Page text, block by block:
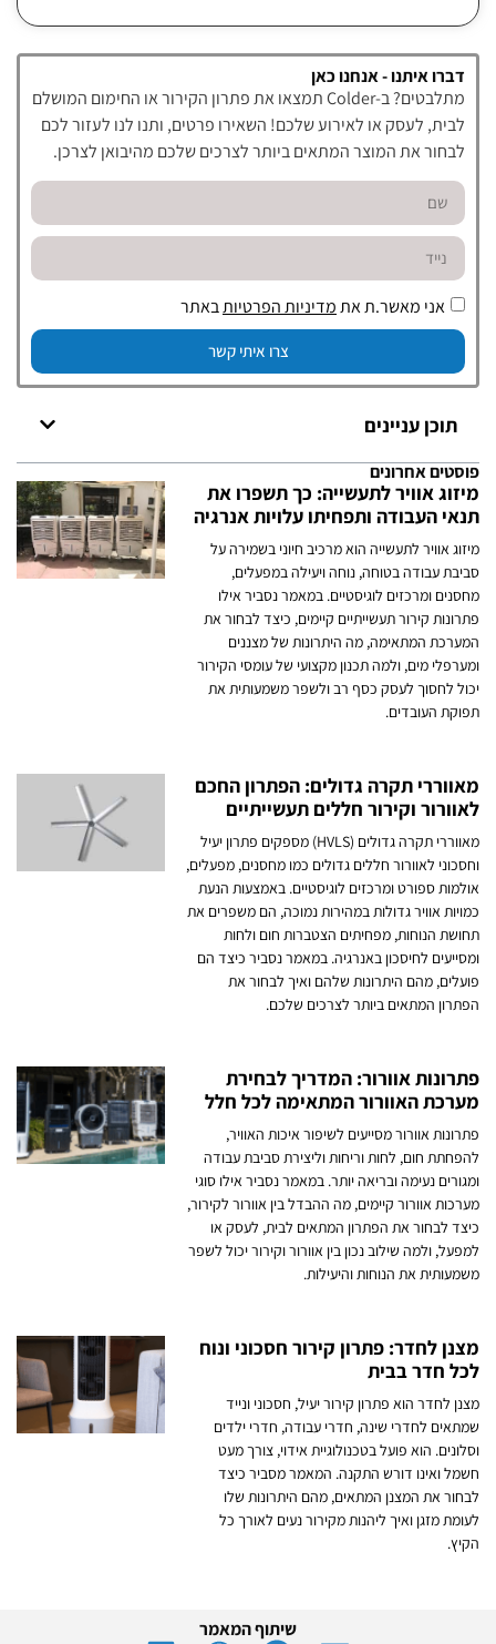
דברו איתנו - אנחנו כאן
מתלבטים? ב-Colder תמצאו את פתרון הקירור או החימום המושלם
לבית, לעסק או לאירוע שלכם! השאירו פרטים, ותנו לנו לעזור לכם
לבחור את המוצר המתאים ביותר לצרכים שלכם מהיבואן לצרכן.
אני מאשר.ת אתמדיניות הפרטיותבאתר
צרו איתי קשר
תוכן עניינים
פוסטים אחרונים
מיזוג אוויר לתעשייה: כך תשפרו את
תנאי העבודה ותפחיתו עלויות אנרגיה
מיזוג אוויר לתעשייה הוא מרכיב חיוני בשמירה על
סביבת עבודה בטוחה, נוחה ויעילה במפעלים,
מחסנים ומרכזים לוגיסטיים. במאמר נסביר אילו
פתרונות קירור תעשייתיים קיימים, כיצד לבחור את
המערכת המתאימה, מה היתרונות של מצננים
ומערפלי מים, ולמה תכנון מקצועי של עומסי הקירור
יכול לחסוך לעסק כסף רב ולשפר משמעותית את
תפוקת העובדים.
מאווררי תקרה גדולים: הפתרון החכם
לאוורור וקירור חללים תעשייתיים
מאווררי תקרה גדולים (HVLS) מספקים פתרון יעיל
וחסכוני לאוורור חללים גדולים כמו מחסנים, מפעלים,
אולמות ספורט ומרכזים לוגיסטיים. באמצעות הנעת
כמויות אוויר גדולות במהירות נמוכה, הם משפרים את
תחושת הנוחות, מפחיתים הצטברות חום ולחות
ומסייעים לחיסכון באנרגיה. במאמר נסביר כיצד הם
פועלים, מהם היתרונות שלהם ואיך לבחור את
הפתרון המתאים ביותר לצרכים שלכם.
פתרונות אוורור: המדריך לבחירת
מערכת האוורור המתאימה לכל חלל
פתרונות אוורור מסייעים לשיפור איכות האוויר,
להפחתת חום, לחות וריחות וליצירת סביבת עבודה
ומגורים נעימה ובריאה יותר. במאמר נסביר אילו סוגי
מערכות אוורור קיימים, מה ההבדל בין אוורור לקירור,
כיצד לבחור את הפתרון המתאים לבית, לעסק או
למפעל, ולמה שילוב נכון בין אוורור וקירור יכול לשפר
משמעותית את הנוחות והיעילות.
מצנן לחדר: פתרון קירור חסכוני ונוח
לכל חדר בבית
מצנן לחדר הוא פתרון קירור יעיל, חסכוני ונייד
שמתאים לחדרי שינה, חדרי עבודה, חדרי ילדים
וסלונים. הוא פועל בטכנולוגיית אידוי, צורך מעט
חשמל ואינו דורש התקנה. המאמר מסביר כיצד
לבחור את המצנן המתאים, מהם היתרונות שלו
לעומת מזגן ואיך ליהנות מקירור נעים לאורך כל
הקיץ.
שיתוף המאמר